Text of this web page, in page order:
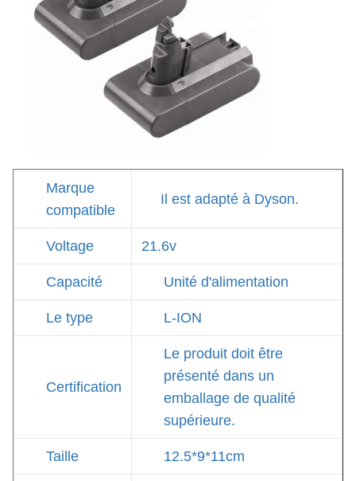
Marque
compatible
Il est adapté à Dyson.
Voltage 21.6v
Capacité Unité d'alimentation
Le type L-ION
Certification
Le produit doit être
présenté dans un
emballage de qualité
supérieure.
Taille 12.5*9*11cm